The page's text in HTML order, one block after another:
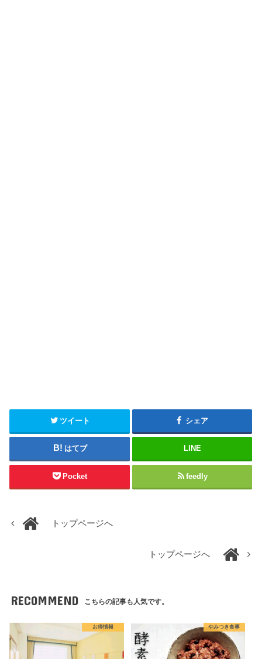
ツイート シェア
はてブ LINE
Pocket feedly
トップページへ
トップページへ
RECOMMEND こちらの記事も人気です。
お得情報 やみつき食事